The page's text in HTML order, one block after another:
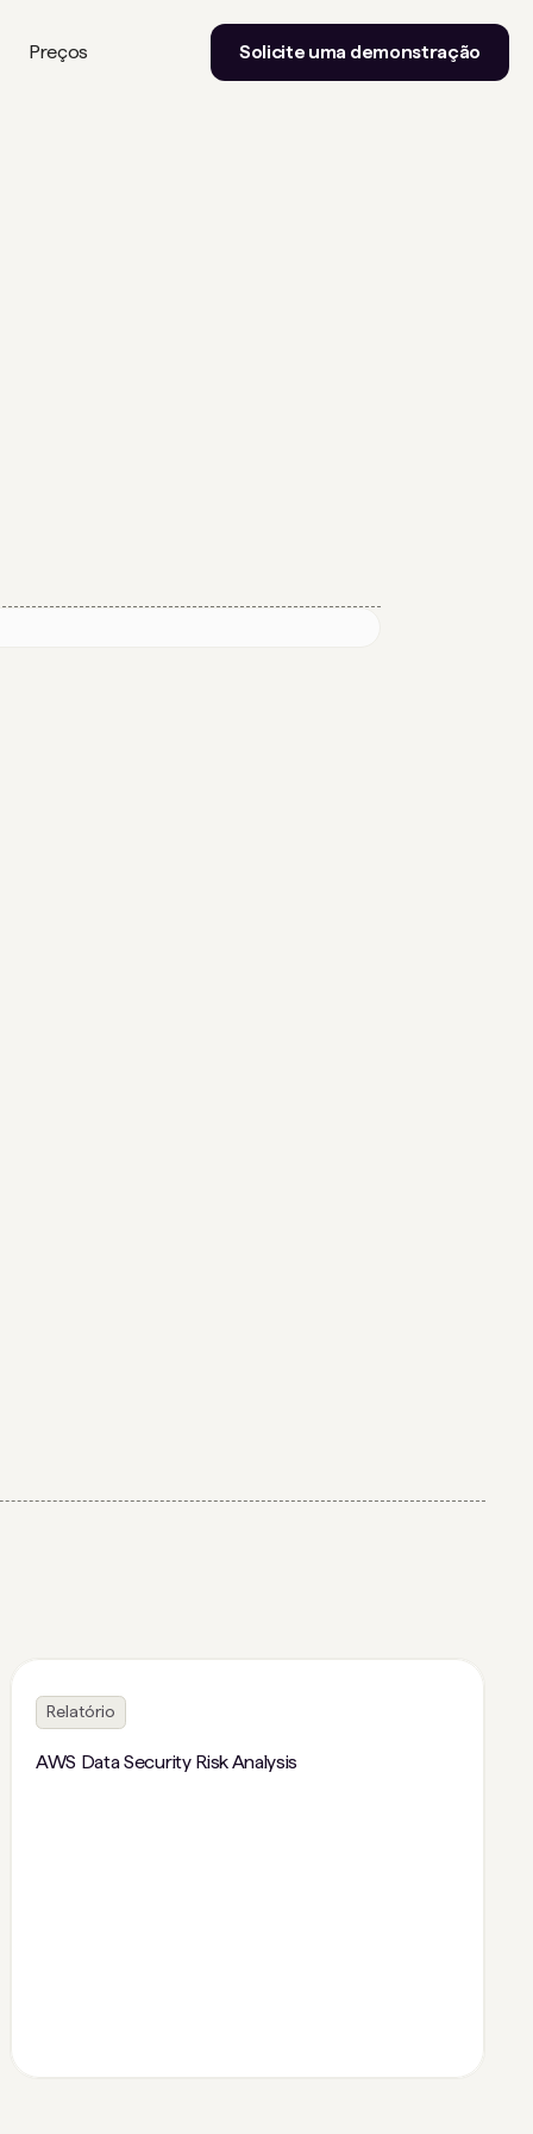
Preços Solicite uma demonstração
Relatório
AWS Data Security Risk Analysis